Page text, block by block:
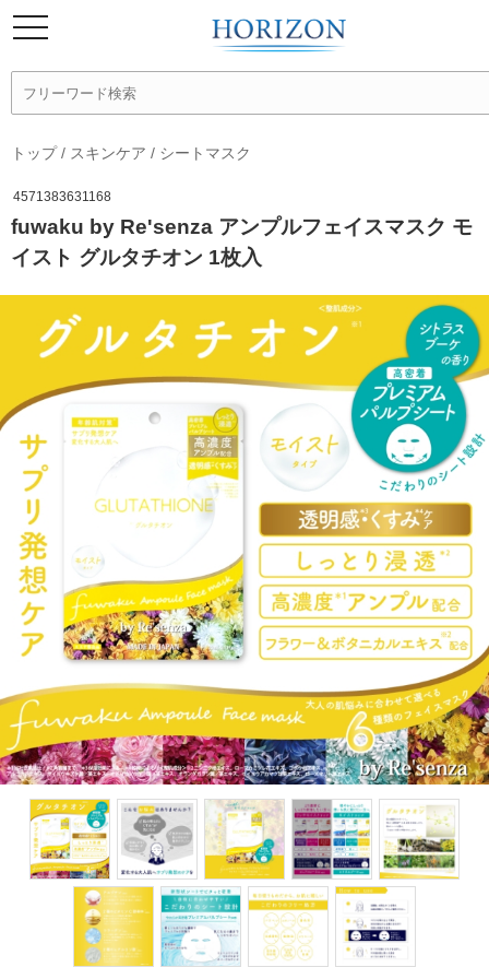
トップ/ スキンケア / シートマスク
4571383631168
fuwaku by Re'senza アンプルフェイスマスク モ
イスト グルタチオン 1枚入